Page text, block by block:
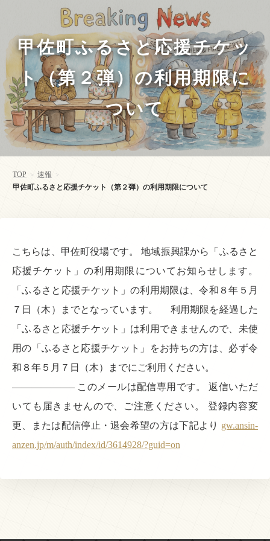
甲佐町ふるさと応援チケッ
ト（第２弾）の利用期限に
ついて
TOP > 速報 >
甲佐町ふるさと応援チケット（第２弾）の利用期限について
こちらは、甲佐町役場です。 地域振興課から「ふるさと
応援チケット」の利用期限についてお知らせします。
「ふるさと応援チケット」の利用期限は、令和８年５月
７日（木）までとなっています。 利用期限を経過した
「ふるさと応援チケット」は利用できませんので、未使
用の「ふるさと応援チケット」をお持ちの方は、必ず令
和８年５月７日（木）までにご利用ください。
——————– このメールは配信専用です。 返信いただ
いても届きませんので、ご注意ください。 登録内容変
更、または配信停止・退会希望の方は下記より gw.ansin-
anzen.jp/m/auth/index/id/3614928/?guid=on